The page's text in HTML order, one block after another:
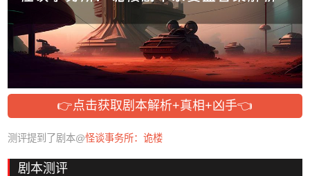
👉点击获取剧本解析+真相+凶手👈
测评提到了剧本@怪谈事务所：诡楼
剧本测评